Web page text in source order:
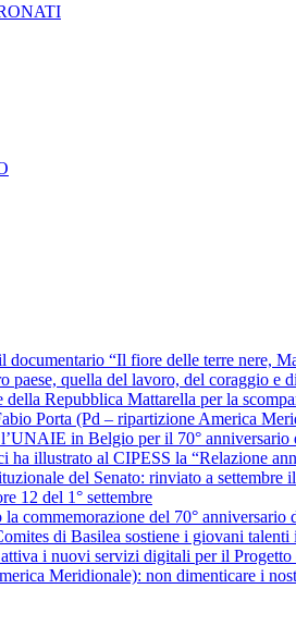
documentario “Il fiore delle terre nere,
paese, quella del lavoro, del coraggio e
Repubblica Mattarella per la
Porta (Pd – ripartizione America
in Belgio per il 70° anniversario
ha illustrato al CIPESS la “Relazione
del Senato: rinviato a
12 del 1° settembre
commemorazione del 70° anniversario
di Basilea sostiene i giovani talenti
i nuovi servizi digitali per il Progetto
Meridionale): non dimenticare i